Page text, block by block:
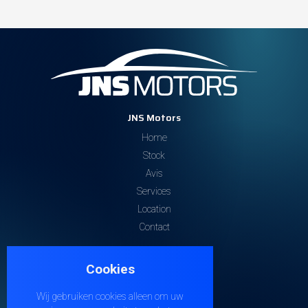
JNS Motors
Home
Stock
Avis
Services
Location
Contact
Steenweg 32
+32 474 38 21 04
Cookies
Wij gebruiken cookies alleen om uw